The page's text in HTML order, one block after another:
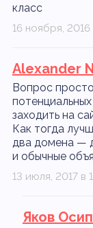
класс
16 ноября, 2016
Alexander
Вопрос
заходить на
Как тогда
два домена —
и обычные
13 июля, 2017 в
Яков